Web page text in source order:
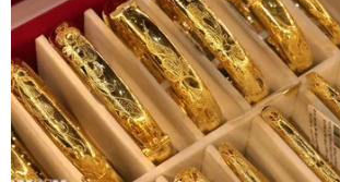
Nội, lực lượng chức năng của
phố vừa phát hiện một số quảng
tải trên các trang mạng xã hội về
động tại Canada hoặc Đức.
Theo nội dung giới thiệu, người